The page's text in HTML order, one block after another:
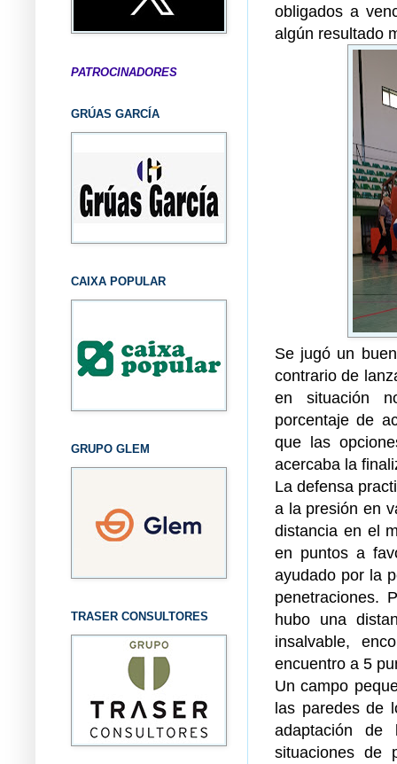
obligados a
algún resultado
Se jugó un
contrario de
en situación
porcentaje de
que las
acercaba la
La defensa
a la presión en
distancia en el
en puntos a
ayudado por la
penetraciones.
hubo una
insalvable,
encuentro a 5
Un campo
las paredes de
adaptación de
situaciones de
PATROCINADORES
GRÚAS GARCÍA
CAIXA POPULAR
GRUPO GLEM
TRASER CONSULTORES